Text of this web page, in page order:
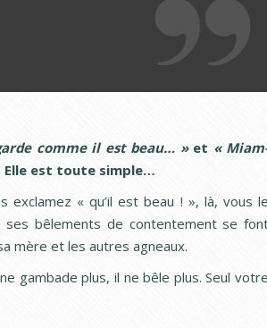
comme il est beau… »et «
Elle est toute simple…
« qu’il est beau ! », là, vous le
bêlements de contentement se
mère et les autres agneaux.
gambade plus, il ne bêle plus. Seul votre